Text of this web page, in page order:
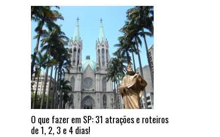
O que fazer em SP: 31 atrações e roteiros
de 1, 2, 3 e 4 dias!